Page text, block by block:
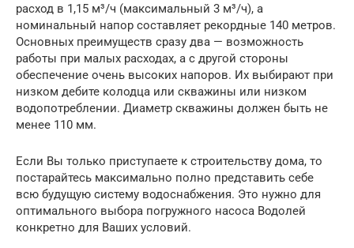
расход в 1,15 м³/ч (максимальный 3 м³/ч), а
номинальный напор составляет рекордные 140 метров.
Основных преимуществ сразу два — возможность
работы при малых расходах, а с другой стороны
обеспечение очень высоких напоров. Их выбирают при
низком дебите колодца или скважины или низком
водопотреблении. Диаметр скважины должен быть не
менее 110 мм.
Если Вы только приступаете к строительству дома, то
постарайтесь максимально полно представить себе
всю будущую систему водоснабжения. Это нужно для
оптимального выбора погружного насоса Водолей
конкретно для Ваших условий.